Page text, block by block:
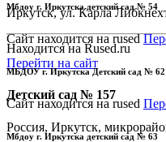
Иркутск, ул. Карла
Находится на Rused.ru
Перейти на сайт
Детский сад № 157
Россия, Иркутск,
Мбдоу г. Иркутска детский сад № 54
Сайт находится на rused
МБДОУ г. Иркутска Детский сад № 62
Сайт находится на rused
Мбдоу г. Иркутска детский сад № 63